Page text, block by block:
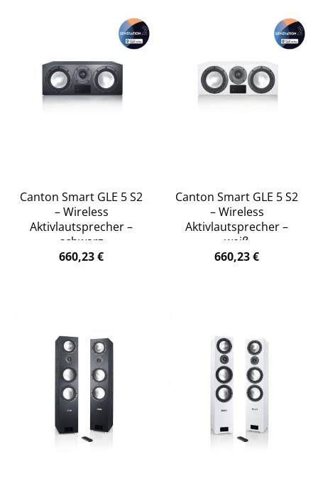
Canton Smart GLE 5 S2
– Wireless
Aktivlautsprecher –
schwarz
660,23€
Canton Smart GLE 5 S2
– Wireless
Aktivlautsprecher –
weiß
660,23€